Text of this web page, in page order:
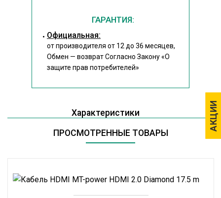
АКЦИИ
АКЦИИ
ГАРАНТИЯ:
Официальная:
от производителя от 12 до 36 месяцев,
Обмен — возврат Согласно Закону«О
защите прав потребителей»
Характеристики
ПРОСМОТРЕННЫЕ ТОВАРЫ